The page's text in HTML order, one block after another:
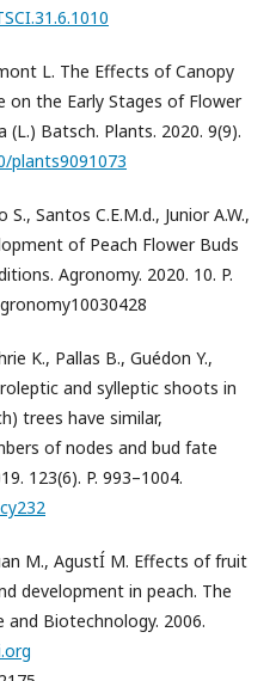
L. The Effects of Canopy
on the Early Stages of Flower
Batsch. Plants. 2020. 9(9).
plants9091073
Santos C.E.M.d., Junior A.W.,
of Peach Flower Buds
Agronomy. 2020. 10. P.
K., Pallas B., Guédon Y.,
and sylleptic shoots in
trees have similar,
of nodes and bud fate
123(6). P. 993–1004.
M., AgustÍ M. Effects of fruit
development in peach. The
and Biotechnology. 2006.